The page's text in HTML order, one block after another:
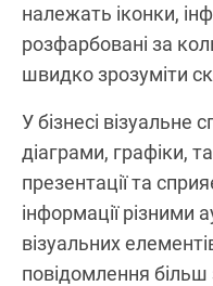
належать іконки,
розфарбовані за
швидко зрозуміти
У бізнесі візуальне
діаграми, графіки,
презентації та
інформації різними
візуальних
повідомлення